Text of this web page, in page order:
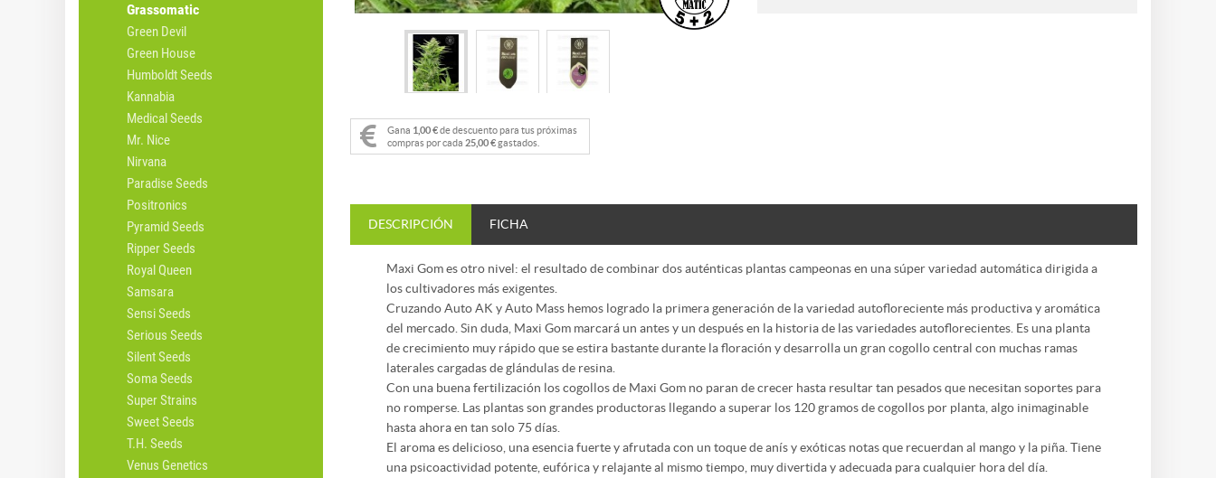
Grassomatic
Green Devil
Green House
Humboldt Seeds
Kannabia
Medical Seeds
Mr. Nice
Nirvana
Paradise Seeds
Positronics
Pyramid Seeds
Ripper Seeds
Royal Queen
Samsara
Sensi Seeds
Serious Seeds
Silent Seeds
Soma Seeds
Super Strains
Sweet Seeds
T.H. Seeds
Venus Genetics
Gana 1,00 €de descuento para tus próximas
compras por cada 25,00 €gastados.
DESCRIPCIÓN FICHA
Maxi Gom es otro nivel: el resultado de combinar dos auténticas plantas campeonas en una súper variedad automática dirigida a
los cultivadores más exigentes.
Cruzando Auto AK y Auto Mass hemos logrado la primera generación de la variedad autofloreciente más productiva y aromática
del mercado. Sin duda, Maxi Gom marcará un antes y un después en la historia de las variedades autoflorecientes. Es una planta
de crecimiento muy rápido que se estira bastante durante la floración y desarrolla un gran cogollo central con muchas ramas
laterales cargadas de glándulas de resina.
Con una buena fertilización los cogollos de Maxi Gom no paran de crecer hasta resultar tan pesados que necesitan soportes para
no romperse. Las plantas son grandes productoras llegando a superar los 120 gramos de cogollos por planta, algo inimaginable
hasta ahora en tan solo 75 días.
El aroma es delicioso, una esencia fuerte y afrutada con un toque de anís y exóticas notas que recuerdan al mango y la piña. Tiene
una psicoactividad potente, eufórica y relajante al mismo tiempo, muy divertida y adecuada para cualquier hora del día.